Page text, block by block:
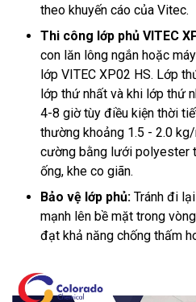
theo khuyến cáo của Vitec.
Thi công lớp phủ VITEC
con lăn lông ngắn hoặc
lớp VITEC XP02 HS. Lớp
lớp thứ nhất và khi lớp thứ
4-8 giờ tùy điều kiện thời
thường khoảng 1.5 - 2.0
cường bằng lưới polyester
ống, khe co giãn.
Bảo vệ lớp phủ: Tránh đi
mạnh lên bề mặt trong
đạt khả năng chống thấm